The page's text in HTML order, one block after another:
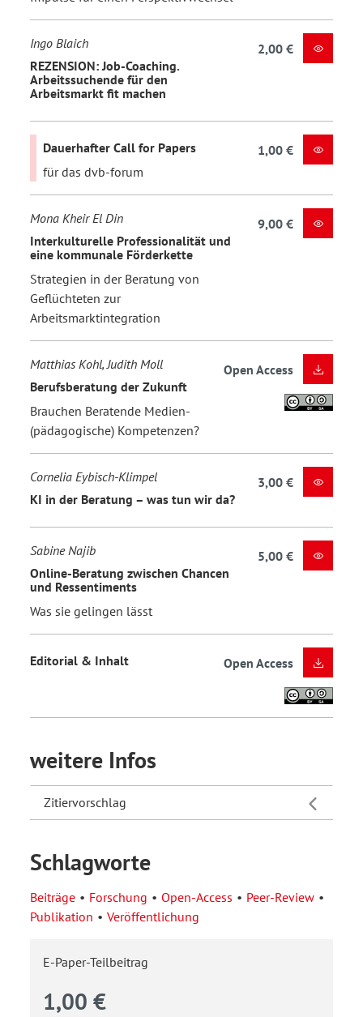
Ingo Blaich
REZENSION: Job-Coaching.
Arbeitssuchende für den
Arbeitsmarkt fit machen
2,00 €
Dauerhafter Call for Papers
für das dvb-forum
1,00 €
Mona Kheir El Din
Interkulturelle Professionalität und
eine kommunale Förderkette
Strategien in der Beratung von
Geflüchteten zur
Arbeitsmarktintegration
9,00 €
Matthias Kohl, Judith Moll
Berufsberatung der Zukunft
Brauchen Beratende Medien-
(pädagogische) Kompetenzen?
Open Access
Cornelia Eybisch-Klimpel
KI in der Beratung – was tun wir da?
3,00 €
Sabine Najib
Online-Beratung zwischen Chancen
und Ressentiments
Was sie gelingen lässt
5,00 €
Editorial & Inhalt Open Access
weitere Infos
Zitiervorschlag
Schlagworte
Beiträge Forschung Open-Access
Peer-Review
Publikation
Veröffentlichung
E-Paper-Teilbeitrag
1,00 €